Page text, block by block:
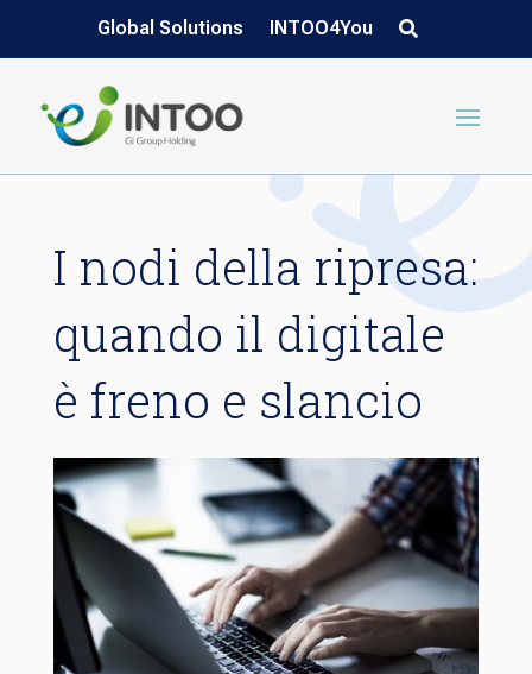
Global Solutions INTOO4You
I nodi della ripresa:
quando il digitale
è freno e slancio